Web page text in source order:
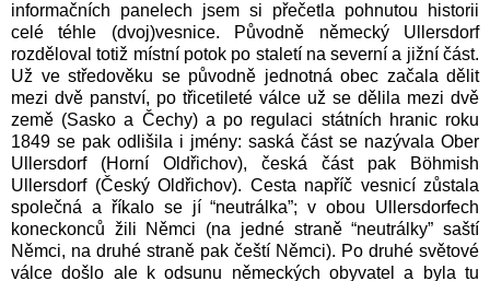
informačních panelech jsem si přečetla pohnutou historii
celé téhle (dvoj)vesnice. Původně německý Ullersdorf
rozděloval totiž místní potok po staletí na severní a jižní část.
Už ve středověku se původně jednotná obec začala dělit
mezi dvě panství, po třicetileté válce už se dělila mezi dvě
země (Sasko a Čechy) a po regulaci státních hranic roku
1849 se pak odlišila i jmény: saská část se nazývala Ober
Ullersdorf (Horní Oldřichov), česká část pak Böhmish
Ullersdorf (Český Oldřichov). Cesta napříč vesnicí zůstala
společná a říkalo se jí “neutrálka”; v obou Ullersdorfech
koneckonců žili Němci (na jedné straně “neutrálky” saští
Němci, na druhé straně pak čeští Němci). Po druhé světové
válce došlo ale k odsunu německých obyvatel a byla tu